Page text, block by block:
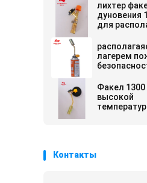
лихтер
дуновения
для
лагерем
высокая
Факел 1300
высокой
Контакты